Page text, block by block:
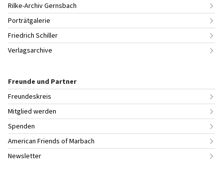
Rilke-Archiv Gernsbach
Porträtgalerie
Friedrich Schiller
Verlagsarchive
Freunde und Partner
Freundeskreis
Mitglied werden
Spenden
American Friends of Marbach
Newsletter